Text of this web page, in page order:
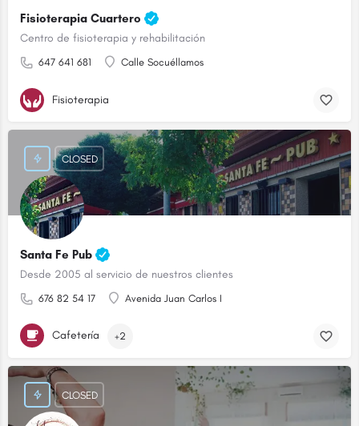
Fisioterapia Cuartero
Centro de fisioterapia y rehabilitación
647 641 681 Calle Socuéllamos
Fisioterapia
Santa Fe Pub
Desde 2005 al servicio de nuestros clientes
676 82 54 17 Avenida Juan Carlos I
CLOSED
Cafetería +2
CLOSED